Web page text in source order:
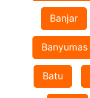
Banjar
Banyumas
Batu